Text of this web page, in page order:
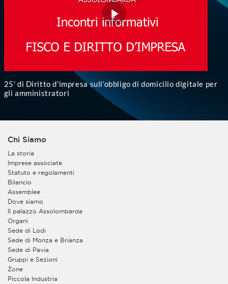
25' di Diritto d'impresa sull'obbligo di domicilio digitale per
gli amministratori
Chi Siamo
La storia
Imprese associate
Statuto e regolamenti
Bilancio
Assemblee
Dove siamo
Il palazzo Assolombarda
Organi
Sede di Lodi
Sede di Monza e Brianza
Sede di Pavia
Gruppi e Sezioni
Zone
Piccola Industria